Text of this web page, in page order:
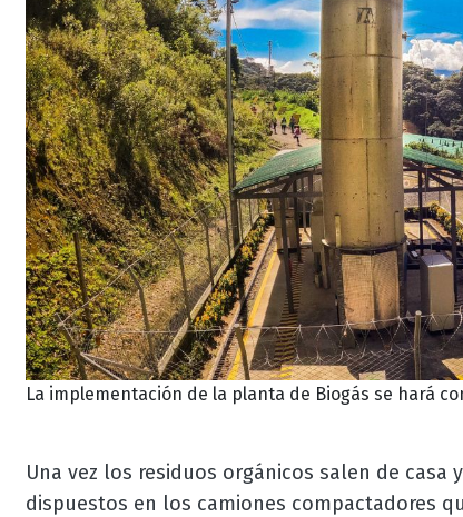
La implementación de la planta de Biogás se hará
Una vez los residuos orgánicos salen de
dispuestos en los camiones compactadores